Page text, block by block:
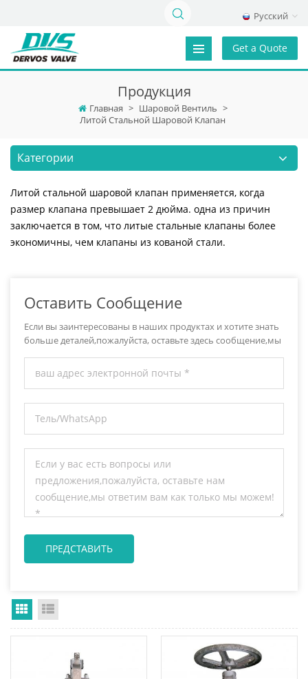
Русский
Get a Quote
Продукция
Главная > Шаровой Вентиль >
Литой Стальной Шаровой Клапан
Категории
Литой стальной шаровой клапан применяется, когда
размер клапана превышает 2 дюйма. одна из причин
заключается в том, что литые стальные клапаны более
экономичны, чем клапаны из кованой стали.
Оставить Сообщение
Если вы заинтересованы в наших продуктах и хотите знать
больше деталей,пожалуйста, оставьте здесь сообщение,мы
Grid View